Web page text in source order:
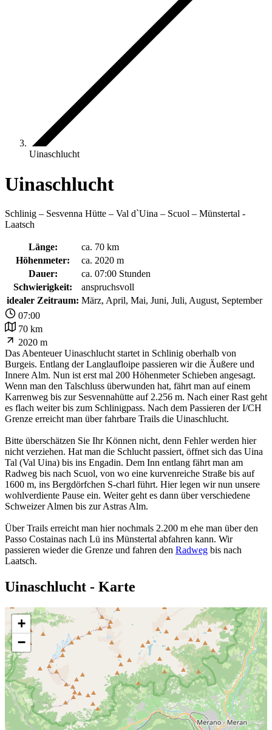
Uinaschlucht
Uinaschlucht
Schlinig – Sesvenna Hütte – Val d`Uina – Scuol – Münstertal -
Laatsch
Länge:
ca. 70 km
Höhenmeter:
ca. 2020 m
Dauer:
ca. 07:00 Stunden
Schwierigkeit:
anspruchsvoll
idealer Zeitraum: März, April, Mai, Juni, Juli, August, September
07:00
70 km
2020 m
Das Abenteuer Uinaschlucht startet in Schlinig oberhalb von
Burgeis. Entlang der Langlaufloipe passieren wir die Äußere und
Innere Alm. Nun ist erst mal 200 Höhenmeter Schieben angesagt.
Wenn man den Talschluss überwunden hat, fährt man auf einem
Karrenweg bis zur Sesvennahütte auf 2.256 m. Nach einer Rast geht
es flach weiter bis zum Schlinigpass. Nach dem Passieren der I/CH
Grenze erreicht man über fahrbare Trails die Uinaschlucht.
Bitte überschätzen Sie Ihr Können nicht, denn Fehler werden hier
nicht verziehen. Hat man die Schlucht passiert, öffnet sich das Uina
Tal (Val Uina) bis ins Engadin. Dem Inn entlang fährt man am
Radweg bis nach Scuol, von wo eine kurvenreiche Straße bis auf
1600 m, ins Bergdörfchen S-charl führt. Hier legen wir nun unsere
wohlverdiente Pause ein. Weiter geht es dann über verschiedene
Schweizer Almen bis zur Astras Alm.
Über Trails erreicht man hier nochmals 2.200 m ehe man über den
Passo Costainas nach Lü ins Münstertal abfahren kann. Wir
passieren wieder die Grenze und fahren den Radweg bis nach
Laatsch.
Uinaschlucht - Karte
+
−